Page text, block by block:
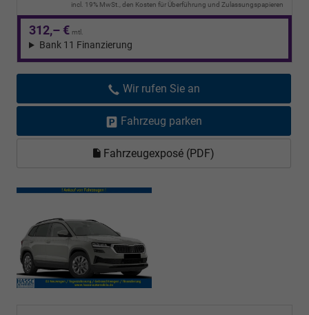
incl. 19% MwSt., den Kosten für Überführung und Zulassungspapieren
312,– € mtl.
Bank 11 Finanzierung
Wir rufen Sie an
Fahrzeug parken
Fahrzeugexposé (PDF)